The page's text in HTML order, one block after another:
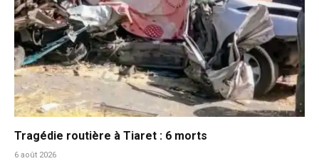
Tragédie routière à Tiaret : 6 morts
6 août 2026